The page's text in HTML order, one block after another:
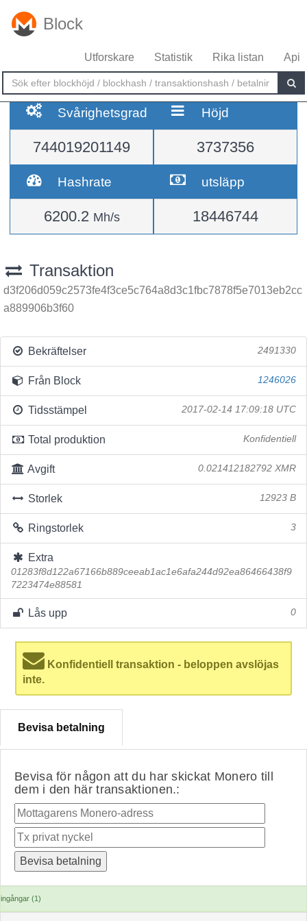
Block
Utforskare Statistik Rika listan Api
Svårighetsgrad
744019201149
Höjd
3737356
Hashrate
6200.2 Mh/s
utsläpp
18446744
Transaktion
d3f206d059c2573fe4f3ce5c764a8d3c1fbc7878f5e7013eb2cc
a889906b3f60
Bekräftelser 2491330
Från Block 1246026
Tidsstämpel 2017-02-14 17:09:18 UTC
Total produktion Konfidentiell
Avgift 0.021412182792 XMR
Storlek 12923 B
Ringstorlek 3
Extra
01283f8d122a67166b889ceeab1ac1e6afa244d92ea86466438f9
7223474e88581
Lås upp 0
Konfidentiell transaktion - beloppen avslöjas
inte.
Bevisa betalning
Bevisa för någon att du har skickat Monero till
dem i den här transaktionen.:
ingångar (1)